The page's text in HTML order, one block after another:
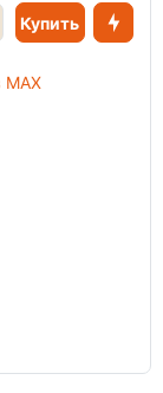
Купить